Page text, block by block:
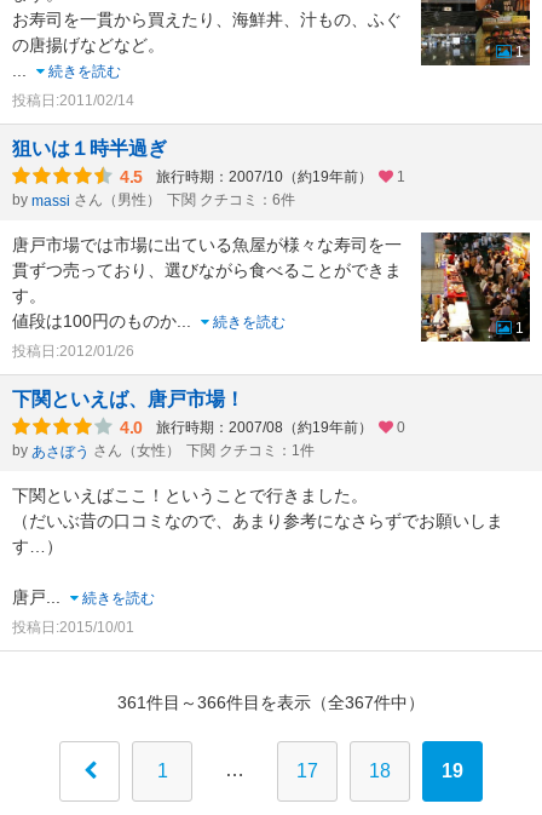
お寿司を一貫から買えたり、海鮮丼、汁もの、ふぐ
の唐揚げなどなど。
続きを読む
投稿日:2011/02/14
1
狙いは１時半過ぎ
4.5 旅行時期：2007/10（約19年前）
1
by massi さん（男性） 下関 クチコミ：6件
唐戸市場では市場に出ている魚屋が様々な寿司を一
貫ずつ売っており、選びながら食べることができま
す。
値段は100円のものか
続きを読む
投稿日:2012/01/26
1
下関といえば、唐戸市場！
4.0 旅行時期：2007/08（約19年前）
0
by あさぼう さん（女性） 下関 クチコミ：1件
下関といえばここ！ということで行きました。
（だいぶ昔の口コミなので、あまり参考になさらずでお願いしま
す…）
唐戸
続きを読む
投稿日:2015/10/01
361件目～366件目を表示（全367件中）
1 … 17 18 19